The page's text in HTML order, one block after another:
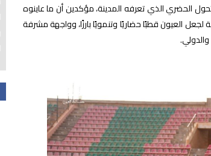
الحضري الذي تعرفه المدينة، مؤكدين أن ما عاينوه
العيون قطبًا حضاريًا وتنمويًا بارزًا، وواجهة مشرفة